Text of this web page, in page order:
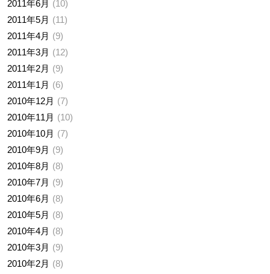
2011年6月
10
2011年5月
11
2011年4月
9
2011年3月
12
2011年2月
9
2011年1月
6
2010年12月
7
2010年11月
10
2010年10月
7
2010年9月
9
2010年8月
8
2010年7月
9
2010年6月
8
2010年5月
8
2010年4月
8
2010年3月
9
2010年2月
8